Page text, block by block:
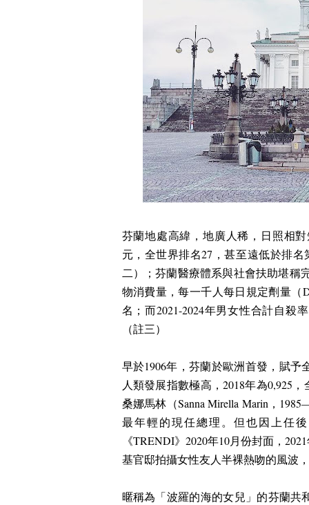
芬蘭地處高緯，地廣人稀，日照相
元，全世界排名27 ，甚至遠低於排名
二）；芬蘭醫療體系與社會扶助堪稱
物消費量，每一千人每日規定劑量（
名；而2021-2024年男女性合計自殺
（註三）
早於1906年，芬蘭於歐洲首發，賦予
人類發展指數極高，2018年為0,925
桑娜馬林（Sanna Mirella Marin ，
最年輕的現任總理。但也因上任
《TRENDI》 2020年10月份封面， 2021
基官邸拍攝女性友人半裸熱吻的風波
暱稱為「波羅的海的女兒」的芬蘭共